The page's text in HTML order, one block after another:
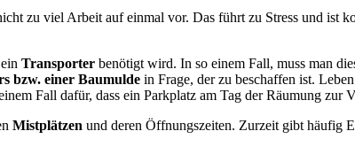
zu viel Arbeit auf einmal vor. Das führt zu Stress und ist
Transporter benötigt wird. In so einem Fall, muss man
bzw. einer Baumulde in Frage, der zu beschaffen ist.
Fall dafür, dass ein Parkplatz am Tag der Räumung zur
Mistplätzen und deren Öffnungszeiten. Zurzeit gibt häufig